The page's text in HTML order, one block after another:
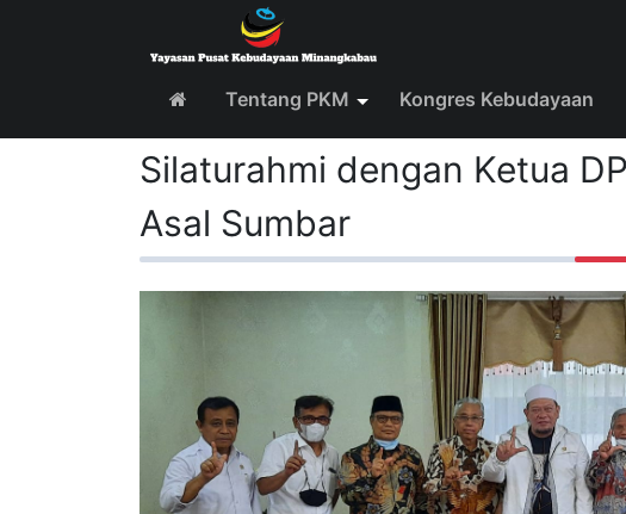
Tentang PKM Kongres Kebudayaan
Silaturahmi dengan Ketua
Asal Sumbar